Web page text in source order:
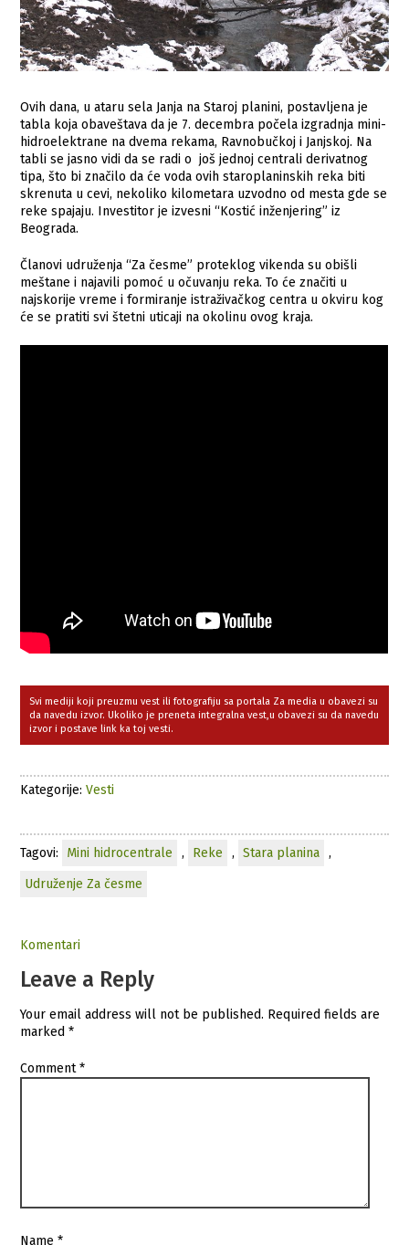
Ovih dana, u ataru sela Janja na Staroj planini, postavljena je
tabla koja obaveštava da je 7. decembra počela izgradnja mini-
hidroelektrane na dvema rekama, Ravnobučkoj i Janjskoj. Na
tabli se jasno vidi da se radi o još jednoj centrali derivatnog
tipa, što bi značilo da će voda ovih staroplaninskih reka biti
skrenuta u cevi, nekoliko kilometara uzvodno od mesta gde se
reke spajaju. Investitor je izvesni “Kostić inženjering” iz
Beograda.
Članovi udruženja “Za česme” proteklog vikenda su obišli
meštane i najavili pomoć u očuvanju reka. To će značiti u
najskorije vreme i formiranje istraživačkog centra u okviru kog
će se pratiti svi štetni uticaji na okolinu ovog kraja.
Svi mediji koji preuzmu vest ili fotografiju sa portala Za media u obavezi su
da navedu izvor. Ukoliko je preneta integralna vest,u obavezi su da navedu
izvor i postave link ka toj vesti.
Kategorije:Vesti
Tagovi: Mini hidrocentrale , Reke , Stara planina
,
Udruženje Za česme
Komentari
Leave a Reply
Your email address will not be published. Required fields are
marked*
Comment*
Name*